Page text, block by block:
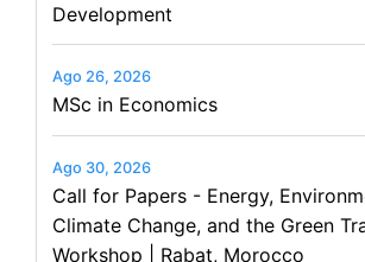
Development
Ago 26, 2026
MSc in Economics
Ago 30, 2026
Call for Papers - Energy,
Climate Change, and the Green
Workshop | Rabat, Morocco